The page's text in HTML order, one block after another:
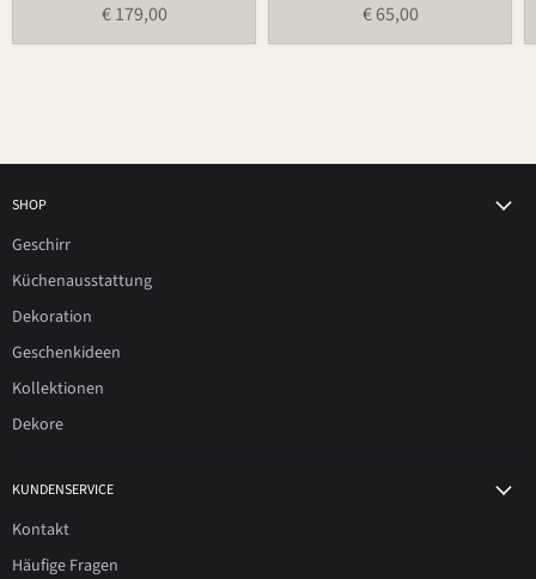
€ 179,00 € 65,00
SHOP
Geschirr
Küchenausstattung
Dekoration
Geschenkideen
Kollektionen
Dekore
KUNDENSERVICE
Kontakt
Häufige Fragen